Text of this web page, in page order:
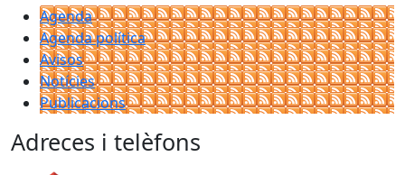
Agenda
Agenda política
Avisos
Notícies
Publicacions
Adreces i telèfons